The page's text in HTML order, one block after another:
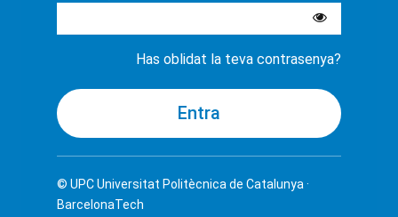
Has oblidat la teva contrasenya?
© UPCUniversitat Politècnica de Catalunya ·
BarcelonaTech